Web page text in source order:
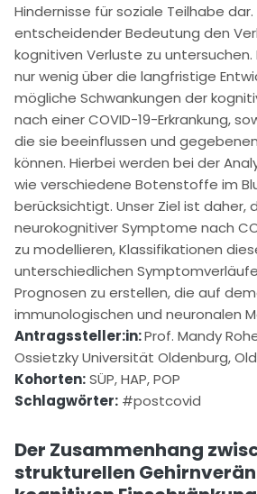
Hindernisse für soziale Teilhabe
entscheidender Bedeutung den
kognitiven Verluste zu untersuchen.
nur wenig über die langfristige
mögliche Schwankungen der
nach einer COVID-19-Erkrankung,
die sie beeinflussen und
können. Hierbei werden bei der
wie verschiedene Botenstoffe im
berücksichtigt. Unser Ziel ist daher,
neurokognitiver Symptome nach
zu modellieren, Klassifikationen
unterschiedlichen
Prognosen zu erstellen, die auf
immunologischen und neuronalen
Antragssteller:in:Prof. Mandy
Ossietzky Universität Oldenburg,
Kohorten:SÜP, HAP, POP
Schlagwörter: #postcovid
Der Zusammenhang
strukturellen